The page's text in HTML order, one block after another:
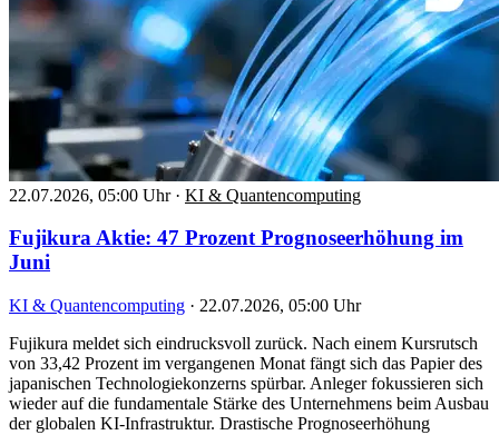
22.07.2026, 05:00 Uhr · KI & Quantencomputing
Fujikura Aktie: 47 Prozent Prognoseerhöhung im
Juni
KI & Quantencomputing · 22.07.2026, 05:00 Uhr
Fujikura meldet sich eindrucksvoll zurück. Nach einem Kursrutsch
von 33,42 Prozent im vergangenen Monat fängt sich das Papier des
japanischen Technologiekonzerns spürbar. Anleger fokussieren sich
wieder auf die fundamentale Stärke des Unternehmens beim Ausbau
der globalen KI-Infrastruktur. Drastische Prognoseerhöhung